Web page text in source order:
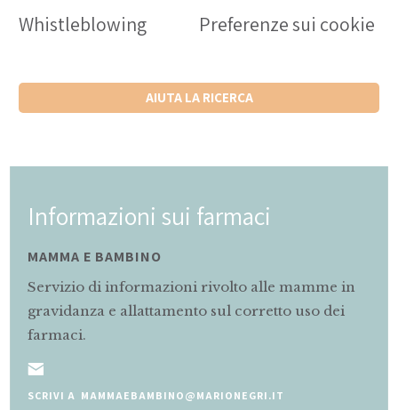
Whistleblowing
Preferenze sui cookie
AIUTA LA RICERCA
Informazioni sui farmaci
MAMMA E BAMBINO
Servizio di informazioni rivolto alle mamme in
gravidanza e allattamento sul corretto uso dei
farmaci.
SCRIVI A MAMMAEBAMBINO@MARIONEGRI.IT